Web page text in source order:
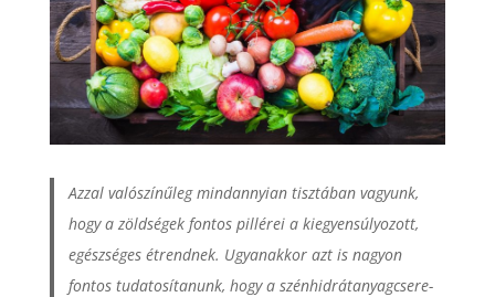
Azzal valószínűleg mindannyian tisztában vagyunk,
hogy a zöldségek fontos pillérei a kiegyensúlyozott,
egészséges étrendnek. Ugyanakkor azt is nagyon
fontos tudatosítanunk, hogy a szénhidrátanyagcsere-